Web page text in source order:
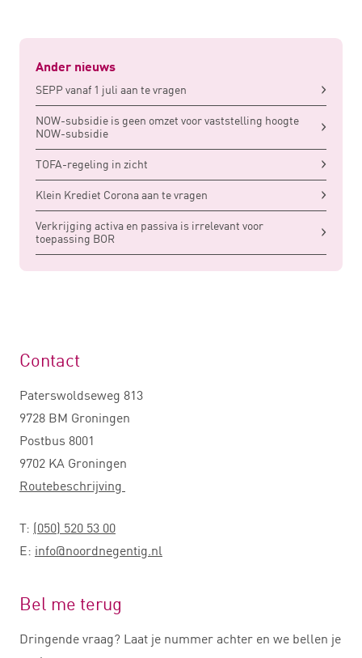
Ander nieuws
SEPP vanaf 1 juli aan te vragen
NOW-subsidie is geen omzet voor vaststelling hoogte
NOW-subsidie
TOFA-regeling in zicht
Klein Krediet Corona aan te vragen
Verkrijging activa en passiva is irrelevant voor
toepassing BOR
Contact
Paterswoldseweg 813
9728 BM Groningen
Postbus 8001
9702 KA Groningen
Routebeschrijving
T: (050) 520 53 00
E: info@noordnegentig.nl
Bel me terug
Dringende vraag? Laat je nummer achter en we bellen je